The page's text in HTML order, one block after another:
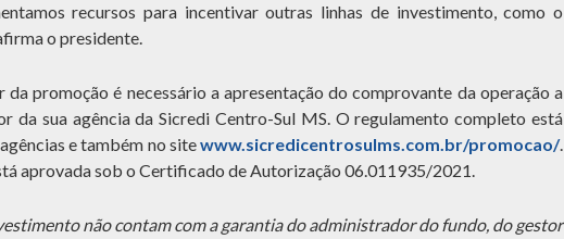
recursos para incentivar outras linhas de investimento, como o
o presidente.
da promoção é necessário a apresentação do comprovante da operação a
da sua agência da Sicredi Centro-Sul MS. O regulamento completo está
e também no sitewww.sicredicentrosulms.com.br/promocao/.
aprovada sob o Certificado de Autorização 06.011935/2021.
não contam com a garantia do administrador do fundo, do gestor